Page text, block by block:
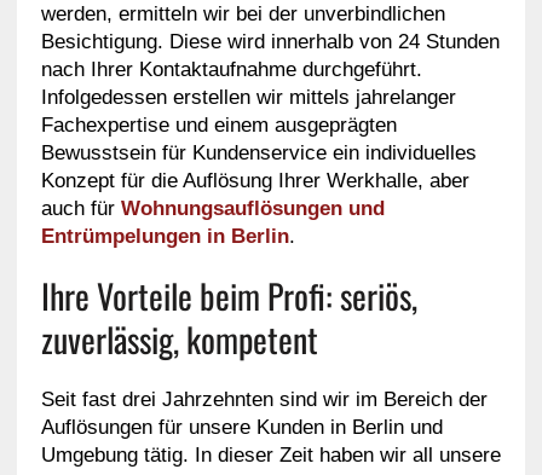
werden, ermitteln wir bei der unverbindlichen
Besichtigung. Diese wird innerhalb von 24 Stunden
nach Ihrer Kontaktaufnahme durchgeführt.
Infolgedessen erstellen wir mittels jahrelanger
Fachexpertise und einem ausgeprägten
Bewusstsein für Kundenservice ein individuelles
Konzept für die Auflösung Ihrer Werkhalle, aber
auch für Wohnungsauflösungen und
Entrümpelungen in Berlin.
Ihre Vorteile beim Profi: seriös,
zuverlässig, kompetent
Seit fast drei Jahrzehnten sind wir im Bereich der
Auflösungen für unsere Kunden in Berlin und
Umgebung tätig. In dieser Zeit haben wir all unsere